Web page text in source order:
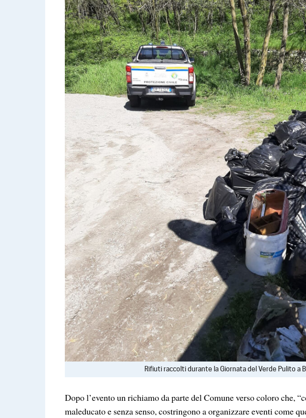
Rifiuti raccolti durante la Giornata del Verde Pulito a
Dopo l’evento un richiamo da parte del Comune verso coloro che,
maleducato e senza senso, costringono a organizzare eventi come